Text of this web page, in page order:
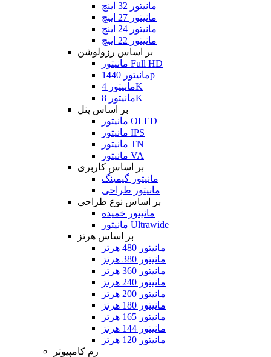
مانیتور 32 اینچ
مانیتور 27 اینچ
مانیتور 24 اینچ
مانیتور 22 اینچ
بر اساس رزولوشن
مانیتور Full HD
مانیتور 1440p
مانیتور 4K
مانیتور 8K
بر اساس پنل
مانیتور OLED
مانیتور IPS
مانیتور TN
مانیتور VA
بر اساس کاربری
مانیتور گیمینگ
مانیتور طراحی
بر اساس نوع طراحی
مانیتور خمیده
مانیتور Ultrawide
بر اساس هرتز
مانیتور 480 هرتز
مانیتور 380 هرتز
مانیتور 360 هرتز
مانیتور 240 هرتز
مانیتور 200 هرتز
مانیتور 180 هرتز
مانیتور 165 هرتز
مانیتور 144 هرتز
مانیتور 120 هرتز
رم کامپیوتر